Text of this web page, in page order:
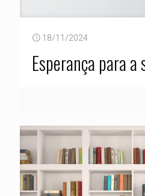
18/11/2024
Esperança para a